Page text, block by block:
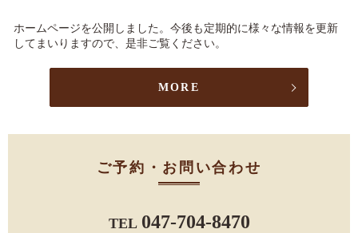
ホームページを公開しました。今後も定期的に様々な情報を更新
してまいりますので、是非ご覧ください。
MORE
ご予約・お問い合わせ
TEL 047-704-8470